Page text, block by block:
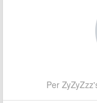
Per